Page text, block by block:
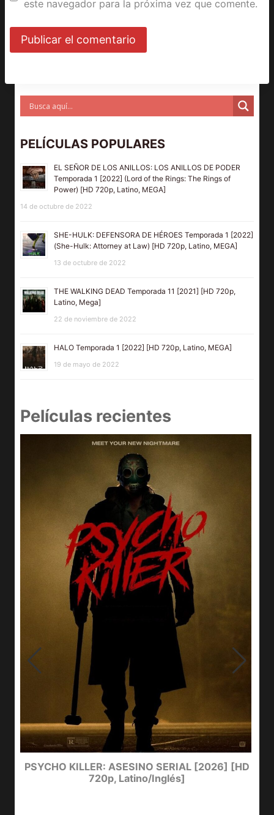
este navegador para la próxima vez que comente.
PELÍCULAS POPULARES
EL SEÑOR DE LOS ANILLOS: LOS ANILLOS DE PODER
Temporada 1 [2022] (Lord of the Rings: The Rings of
Power) [HD 720p, Latino, MEGA]
14 de octubre de 2022
SHE-HULK: DEFENSORA DE HÉROES Temporada 1 [2022]
(She-Hulk: Attorney at Law) [HD 720p, Latino, MEGA]
13 de octubre de 2022
THE WALKING DEAD Temporada 11 [2021] [HD 720p,
Latino, Mega]
22 de noviembre de 2022
HALO Temporada 1 [2022] [HD 720p, Latino, MEGA]
19 de mayo de 2022
Películas recientes
PSYCHO KILLER: ASESINO SERIAL [2026] [HD
720p, Latino/Inglés]